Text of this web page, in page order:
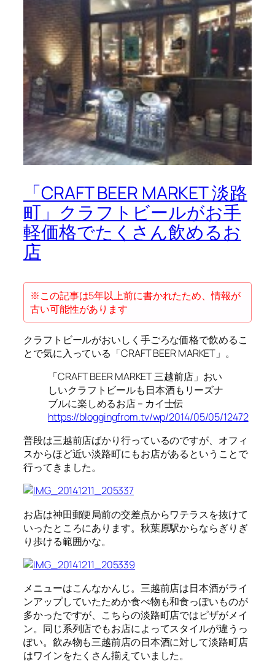
「CRAFT BEER MARKET 淡路
町」クラフトビールがお手
軽価格でたくさん飲めるお
店
※この記事は5年以上前に書かれたため、情報が
古い可能性があります
クラフトビールがおいしく手ごろな価格で飲めるこ
とで気に入っている「CRAFT BEER MARKET」。
「CRAFT BEER MARKET 三越前店」おい
しいクラフトビールも日本酒もリーズナ
ブルに楽しめるお店 – カイ士伝
https://bloggingfrom.tv/wp/2014/05/05/12472
普段は三越前店ばかり行っているのですが、オフィ
スからほど近い淡路町にもお店があるということで
行ってきました。
お店は神田郵便局前の交差点からワテラスを抜けて
いったところにあります。秋葉原駅からならぎりぎ
り歩ける範囲かな。
メニューはこんなかんじ。三越前店は日本酒がライ
ンアップしていたためか食べ物も和食っぽいものが
多かったですが、こちらの淡路町店ではピザがメイ
ン。同じ系列店でもお店によってスタイルが違うっ
ぽい。飲み物も三越前店の日本酒に対して淡路町店
はワインをたくさん揃えていました。